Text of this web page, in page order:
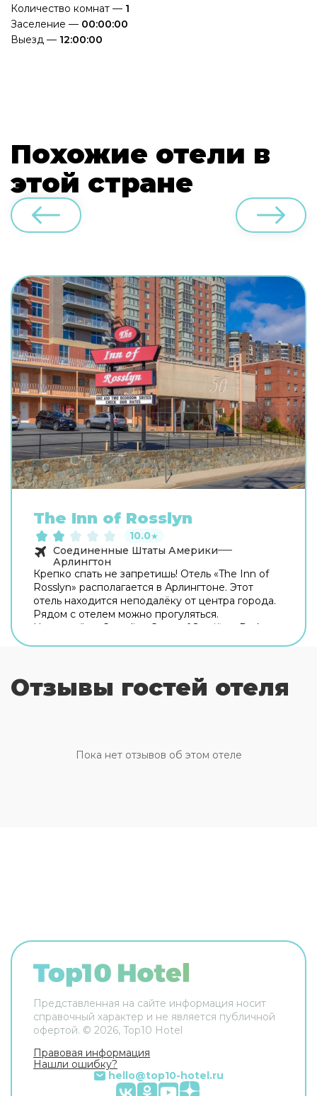
Количество комнат — 1
Заселение — 00:00:00
Выезд — 12:00:00
Похожие отели в
этой стране
The Inn of Rosslyn
10.0★
Соединенные Штаты Америки
Арлингтон
Крепко спать не запретишь! Отель «The Inn of
Rosslyn» располагается в Арлингтоне. Этот
отель находится неподалёку от центра города.
Рядом с отелем можно прогуляться.
Неподалёку: Canadian Cross of Sacrifice, Dark
прачечная и гладильные услуги. Сотрудники
отеля поддержат беседу на английском и
Отзывы гостей отеля
Пока нет отзывов об этом отеле
Представленная на сайте информация носит
справочный характер и не является публичной
офертой. © 2026, Top10 Hotel
Правовая информация
Нашли ошибку?
hello@top10-hotel.ru